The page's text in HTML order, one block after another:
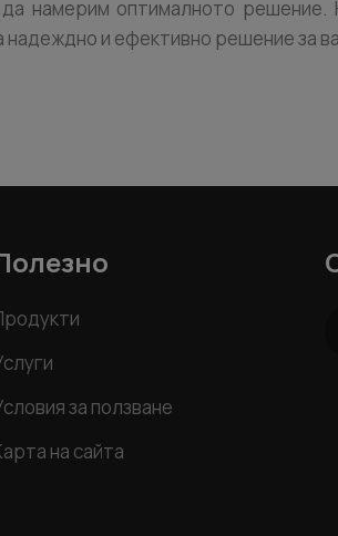
намерим оптималното решение.
надеждно и ефективно решение за
за ползване
на сайта